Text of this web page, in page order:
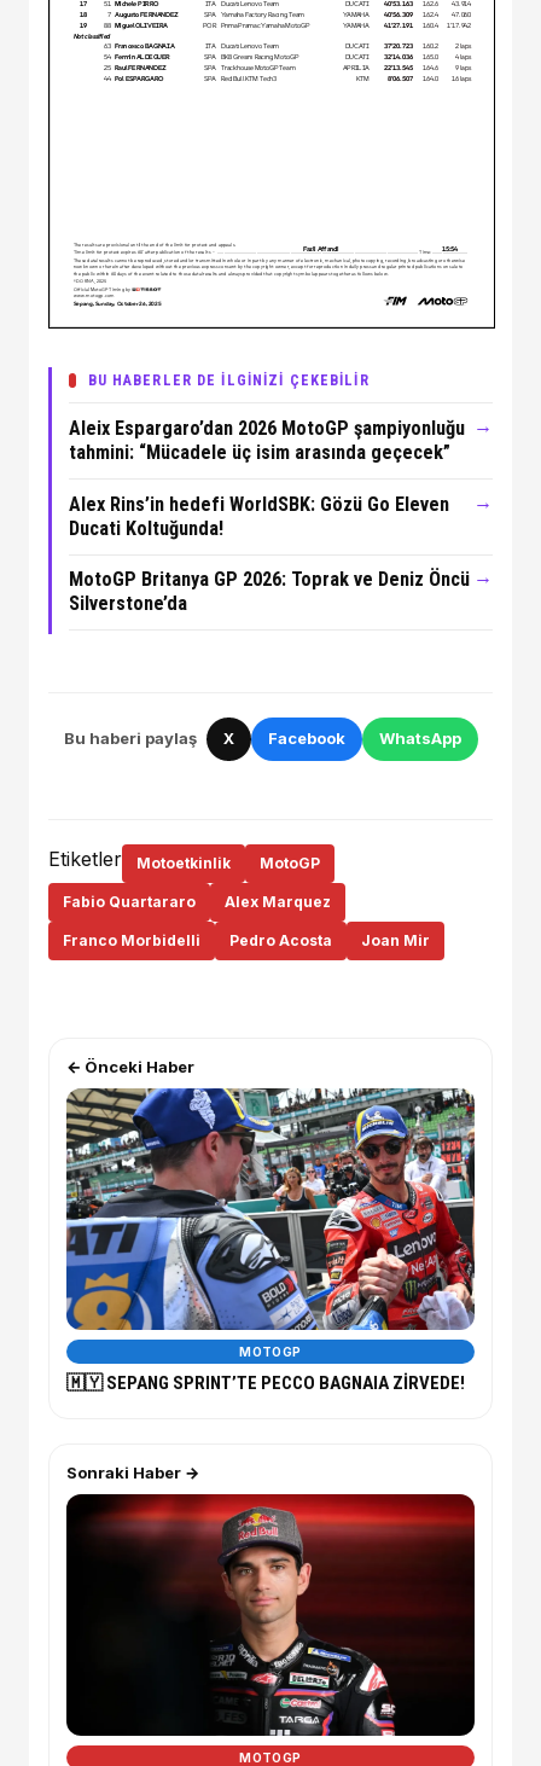
BU HABERLER DE İLGİNİZİ ÇEKEBİLİR
Aleix Espargaro’dan 2026 MotoGP şampiyonluğu
tahmini: “Mücadele üç isim arasında geçecek”
→
Alex Rins’in hedefi WorldSBK: Gözü Go Eleven
Ducati Koltuğunda!
→
MotoGP Britanya GP 2026: Toprak ve Deniz Öncü
Silverstone’da
→
Bu haberi paylaş X Facebook WhatsApp
Etiketler Motoetkinlik MotoGP
Fabio Quartararo Alex Marquez
Franco Morbidelli Pedro Acosta Joan Mir
← Önceki Haber
MOTOGP
🇲🇾 SEPANG SPRINT’TE PECCO BAGNAIA ZİRVEDE!
Sonraki Haber →
MOTOGP